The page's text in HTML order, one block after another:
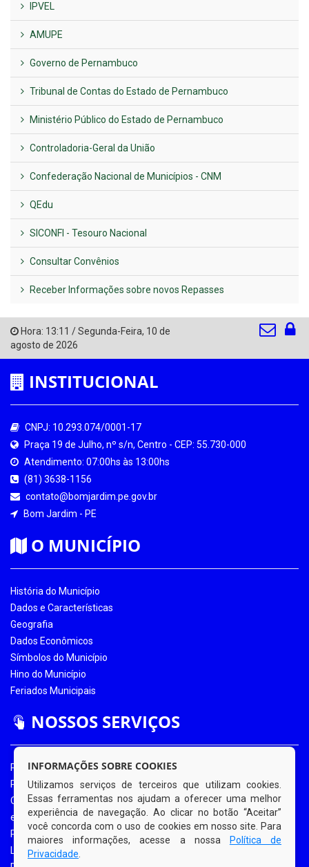
IPVEL
AMUPE
Governo de Pernambuco
Tribunal de Contas do Estado de Pernambuco
Ministério Público do Estado de Pernambuco
Controladoria-Geral da União
Confederação Nacional de Municípios - CNM
QEdu
SICONFI - Tesouro Nacional
Consultar Convênios
Receber Informações sobre novos Repasses
Hora: 13:11 /Segunda-Feira, 10 de
agosto de 2026
INSTITUCIONAL
CNPJ: 10.293.074/0001-17
Praça 19 de Julho, nº s/n, Centro - CEP: 55.730-000
Atendimento: 07:00hs às 13:00hs
(81) 3638-1156
contato@bomjardim.pe.gov.br
Bom Jardim - PE
O MUNICÍPIO
História do Município
Dados e Características
Geografia
Dados Econômicos
Símbolos do Município
Hino do Município
Feriados Municipais
NOSSOS SERVIÇOS
Portal da Transparência
Portal da Transparência COVID-19
Ouvidoria Eletrônica
e-SIC
Processos de Licitação
Licitações em Andamento
INFORMAÇÕES SOBRE COOKIES
Utilizamos serviços de terceiros que utilizam cookies.
Essas ferramentas nos ajudam a oferecer uma melhor
experiência de navegação. Ao clicar no botão “Aceitar”
você concorda com o uso de cookies em nosso site. Para
maiores informações, acesse a nossa
Política de
Privacidade